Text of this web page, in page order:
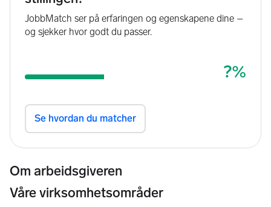
Om arbeidsgiveren
Våre virksomhetsområder